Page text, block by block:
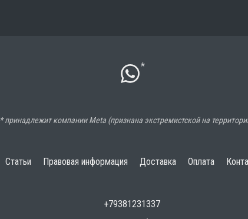
*
* принадлежит компании Meta (признана экстремистской на
Статьи Правовая информация Доставка Оплата
+79381231337